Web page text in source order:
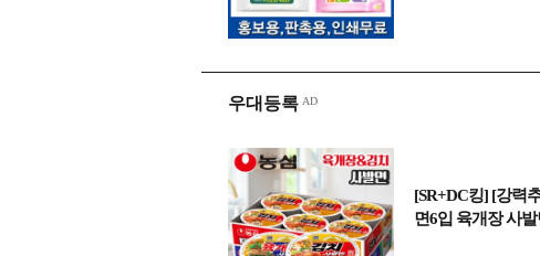
우대등록
[SR+DC킹] [강력
면6입 육개장 사